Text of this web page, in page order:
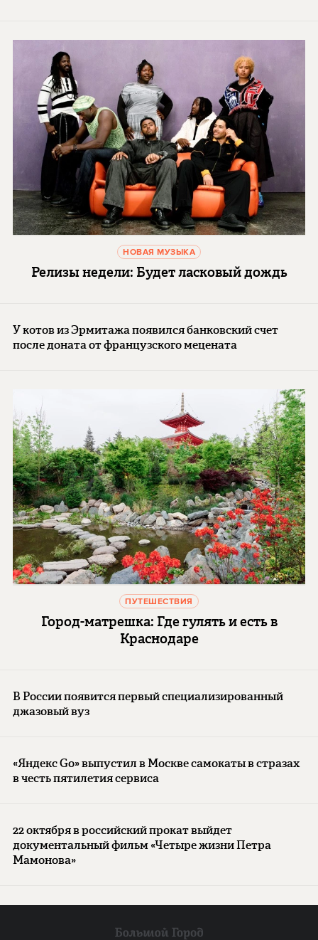
НОВАЯ МУЗЫКА
Релизы недели: Будет ласковый дождь
У котов из Эрмитажа появился банковский счет
после доната от французского мецената
ПУТЕШЕСТВИЯ
Город-матрешка: Где гулять и есть в
Краснодаре
В России появится первый специализированный
джазовый вуз
«Яндекс Go» выпустил в Москве самокаты в стразах
в честь пятилетия сервиса
22 октября в российский прокат выйдет
документальный фильм «Четыре жизни Петра
Мамонова»